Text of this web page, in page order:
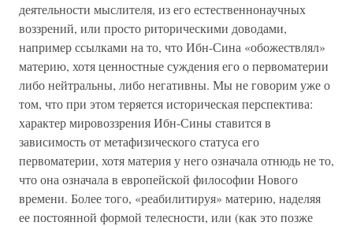
деятельности мыслителя, из его естественнонаучных
воззрений, или просто риторическими доводами,
например ссылками на то, что Ибн-Сина «обожествлял»
материю, хотя ценностные суждения его о первоматерии
либо нейтральны, либо негативны. Мы не говорим уже о
том, что при этом теряется историческая перспектива:
характер мировоззрения Ибн-Сины ставится в
зависимость от метафизического статуса его
первоматерии, хотя материя у него означала отнюдь не то,
что она означала в европейской философии Нового
времени. Более того, «реабилитируя» материю, наделяя
ее постоянной формой телесности, или (как это позже